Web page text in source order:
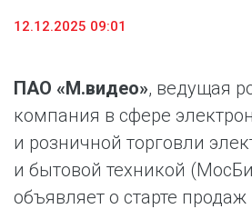
12.12.2025 09:01
ПАО «М.видео», ведущая
компания в сфере
и розничной торговли
и бытовой техникой
объявляет о старте